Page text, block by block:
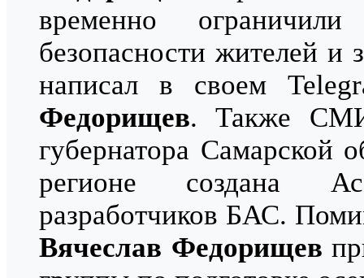
временно
безопасности жителей и
написал в своем
Федорищев. Также СМИ
губернатора Самарской
регионе создана
разработчиков БАС.
Вячеслав Федорищев